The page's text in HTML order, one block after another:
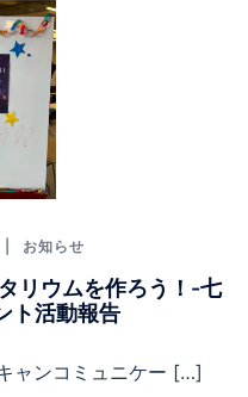
お知らせ
リウムを作ろう！-七
ト活動報告
ャンコミュニケー […]